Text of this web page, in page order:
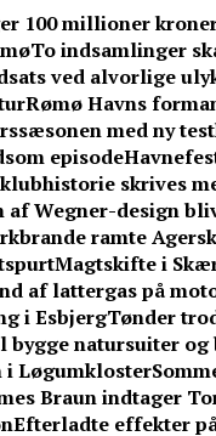
100 millioner
To indsamlinger
ved alvorlige
Rømø Havns
med ny
episode
skrives
af Wegner-design
ramte
Magtskifte i
af lattergas på
i EsbjergTønder
bygge natursuiter og
i Løgumkloster
Braun indtager
Efterladte effekter